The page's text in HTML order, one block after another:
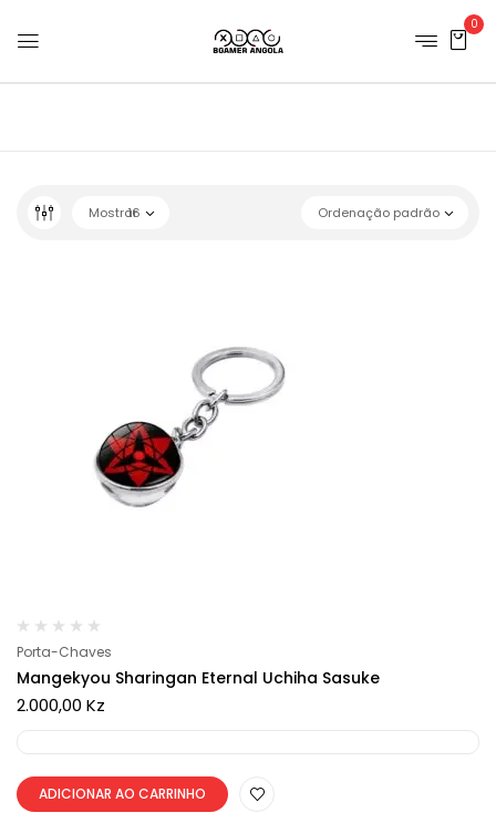
0
Ordenação padrão
Mostrar
16
Porta-Chaves
Mangekyou Sharingan Eternal Uchiha Sasuke
2.000,00 Kz
ADICIONAR AO CARRINHO